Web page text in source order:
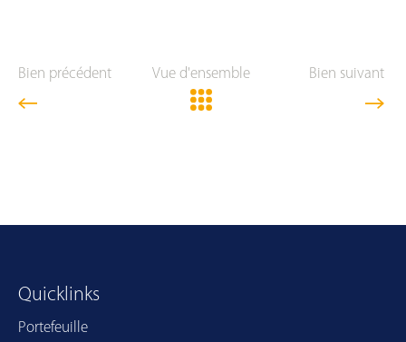
Bien précédent Vue d'ensemble Bien suivant
Quicklinks
Portefeuille